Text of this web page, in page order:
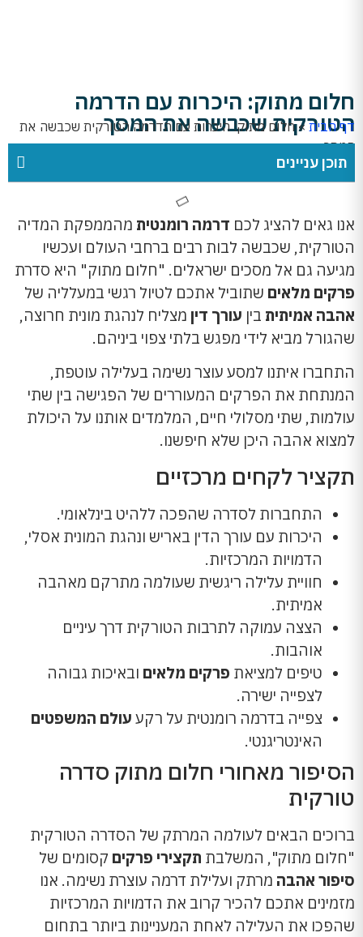
חלום מתוק: היכרות עם הדרמה
הטורקית שכבשה את המסך
דף הבית»חלום מתוק: היכרות עם הדרמה הטורקית שכבשה את
המסך
תוכן עניינים
אנו גאים להציג לכם דרמה רומנטית מהממפקת המדיה
הטורקית, שכבשה לבות רבים ברחבי העולם ועכשיו
מגיעה גם אל מסכים ישראלים. "חלום מתוק" היא סדרת
פרקים מלאים שתוביל אתכם לטיול רגשי במעלליה של
אהבה אמיתית בין עורך דין מצליח לנהגת מונית חרוצה,
שהגורל מביא לידי מפגש בלתי צפוי ביניהם.
התחברו איתנו למסע עוצר נשימה בעלילה עוטפת,
המנתחת את הפרקים המעוררים של הפגישה בין שתי
עולמות, שתי מסלולי חיים, המלמדים אותנו על היכולת
למצוא אהבה היכן שלא חיפשנו.
תקציר לקחים מרכזיים
התחברות לסדרה שהפכה ללהיט בינלאומי.
היכרות עם עורך הדין באריש ונהגת המונית אסלי,
הדמויות המרכזיות.
חוויית עלילה ריגשית שעולמה מתרקם מאהבה
אמיתית.
הצצה עמוקה לתרבות הטורקית דרך עיניים
אוהבות.
טיפים למציאת פרקים מלאים ובאיכות גבוהה
לצפייה ישירה.
צפייה בדרמה רומנטית על רקע עולם המשפטים
האינטריגנטי.
הסיפור מאחורי חלום מתוק סדרה
טורקית
ברוכים הבאים לעולמה המרתק של הסדרה הטורקית
"חלום מתוק", המשלבת תקצירי פרקים קסומים של
סיפור אהבה מרתק ועלילת דרמה עוצרת נשימה. אנו
מזמינים אתכם להכיר קרוב את הדמויות המרכזיות
שהפכו את העלילה לאחת המעניינות ביותר בתחום